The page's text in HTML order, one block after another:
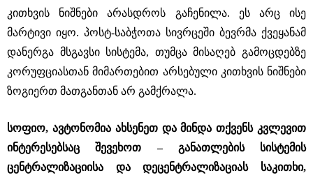
კითხვის ნიშნები არასდროს გაჩენილა. ეს არც ისე
მარტივი იყო. პოსტ-საბჭოთა სივრცეში ბევრმა ქვეყანამ
დანერგა მსგავსი სისტემა, თუმცა მისაღებ გამოცდებზე
კორუფციასთან მიმართებით არსებული კითხვის ნიშნები
ზოგიერთ მათგანთან არ გამქრალა.
სოფიო, ავტონომია ახსენეთ და მინდა თქვენს კვლევით
ინტერესებსაც შევეხოთ – განათლების სისტემის
ცენტრალიზაციისა და დეცენტრალიზაციას საკითხი,